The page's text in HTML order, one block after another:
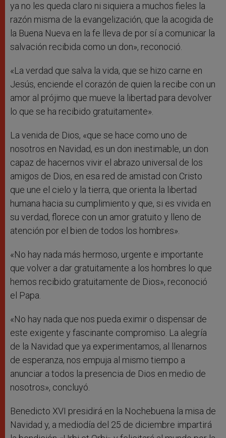
ya no les queda claro ni siquiera a muchos fieles la
razón misma de la evangelización, que la acogida de
la Buena Nueva en la fe lleva de por sí a comunicar la
salvación recibida como un don», reconoció.
«La verdad que salva la vida, que se hizo carne en
Jesús, enciende el corazón de quien la recibe con un
amor al prójimo que mueve la libertad para devolver
lo que se ha recibido gratuitamente».
La venida de Dios, «que se hace como uno de
nosotros en Navidad, es un don inestimable, un don
capaz de hacernos vivir el abrazo universal de los
amigos de Dios, en esa red de amistad con Cristo
que une el cielo y la tierra, que orienta la libertad
humana hacia su cumplimiento y que, si es vivida en
su verdad, florece con un amor gratuito y lleno de
atención por el bien de todos los hombres».
«No hay nada más hermoso, urgente e importante
que volver a dar gratuitamente a los hombres lo que
hemos recibido gratuitamente de Dios», reconoció
el Papa.
«No hay nada que nos pueda eximir o dispensar de
este exigente y fascinante compromiso. La alegría
de la Navidad que ya experimentamos, al llenarnos
de esperanza, nos empuja al mismo tiempo a
anunciar a todos la presencia de Dios en medio de
nosotros», concluyó.
Benedicto XVI presidirá en la Nochebuena la misa de
Navidad y, a mediodía del 25 de diciembre impartirá